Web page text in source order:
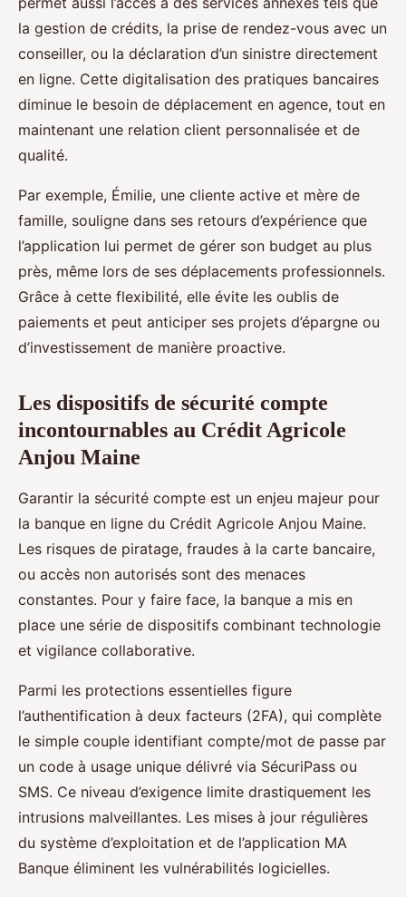
la gestion de crédits, la prise de rendez-vous avec un
conseiller, ou la déclaration d’un sinistre directement
en ligne. Cette digitalisation des pratiques bancaires
diminue le besoin de déplacement en agence, tout en
maintenant une relation client personnalisée et de
qualité.
Par exemple, Émilie, une cliente active et mère de
famille, souligne dans ses retours d’expérience que
l’application lui permet de gérer son budget au plus
près, même lors de ses déplacements professionnels.
Grâce à cette flexibilité, elle évite les oublis de
paiements et peut anticiper ses projets d’épargne ou
d’investissement de manière proactive.
Les dispositifs de sécurité compte
incontournables au Crédit Agricole
Anjou Maine
Garantir la sécurité compte est un enjeu majeur pour
la banque en ligne du Crédit Agricole Anjou Maine.
Les risques de piratage, fraudes à la carte bancaire,
ou accès non autorisés sont des menaces
constantes. Pour y faire face, la banque a mis en
place une série de dispositifs combinant technologie
et vigilance collaborative.
Parmi les protections essentielles figure
l’authentification à deux facteurs (2FA), qui complète
le simple couple identifiant compte/mot de passe par
un code à usage unique délivré via SécuriPass ou
SMS. Ce niveau d’exigence limite drastiquement les
intrusions malveillantes. Les mises à jour régulières
du système d’exploitation et de l’application MA
Banque éliminent les vulnérabilités logicielles.